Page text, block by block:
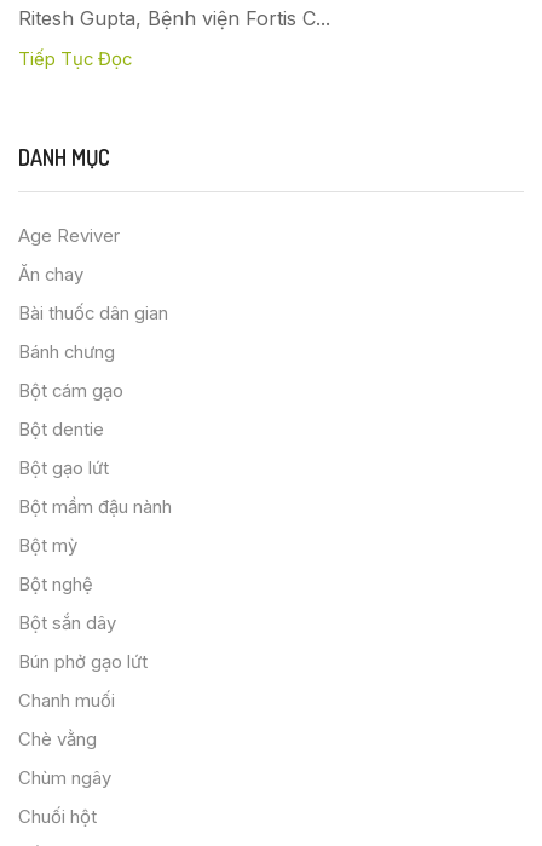
Ritesh Gupta, Bệnh viện Fortis C...
Tiếp Tục Đọc
DANH MỤC
Age Reviver
Ăn chay
Bài thuốc dân gian
Bánh chưng
Bột cám gạo
Bột dentie
Bột gạo lứt
Bột mầm đậu nành
Bột mỳ
Bột nghệ
Bột sắn dây
Bún phở gạo lứt
Chanh muối
Chè vằng
Chùm ngây
Chuối hột